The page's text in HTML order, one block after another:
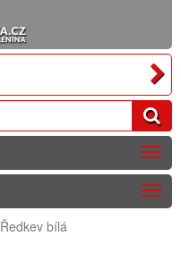
Ředkev bílá